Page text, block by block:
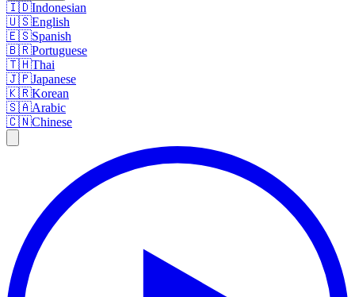
🇮🇩Indonesian
🇺🇸English
🇪🇸Spanish
🇧🇷Portuguese
🇹🇭Thai
🇯🇵Japanese
🇰🇷Korean
🇸🇦Arabic
🇨🇳Chinese